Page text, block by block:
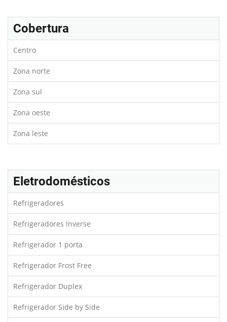
Cobertura
Centro
Zona norte
Zona sul
Zona oeste
Zona leste
Eletrodomésticos
Refrigeradores
Refrigeradores Inverse
Refrigerador 1 porta
Refrigerador Frost Free
Refrigerador Duplex
Refrigerador Side by Side